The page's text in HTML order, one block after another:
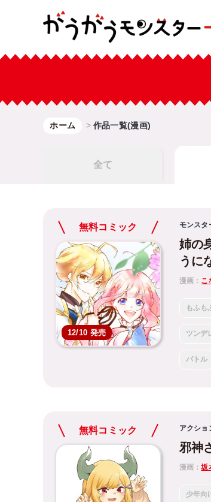
ホーム 作品一覧(漫画)
全て
無料コミック
12/10 発売
モンスタ
姉の
うに
漫画： こ
もふも
ツンデ
バトル
無料コミック アクショ
邪神
漫画：坂
少年向